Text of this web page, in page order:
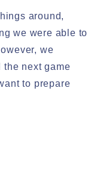
around,
we were able to
we
the next game
to prepare